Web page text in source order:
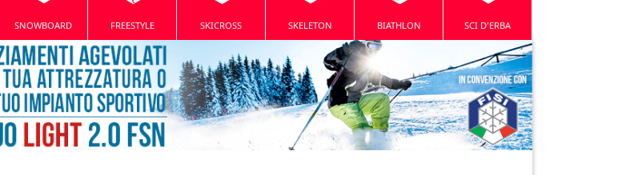
SNOWBOARD FREESTYLE SKICROSS SKELETON BIATHLON SCI D'ERBA